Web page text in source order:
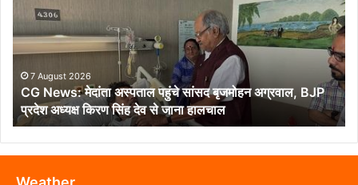
अस्पताल
पहुंचे
सांसद
बृजमोहन
अग्रवाल,
BJP
प्रदेश
अध्यक्ष
किरण
सिंह
देव
7 August 2026
CG News: मेदांता अस्पताल पहुंचे सांसद बृजमोहन अग्रवाल, BJP
प्रदेश अध्यक्ष किरण सिंह देव से जाना हालचाल